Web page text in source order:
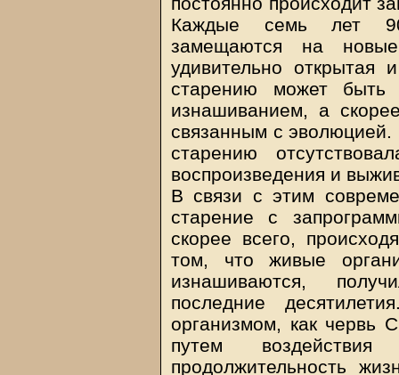
Каждые семь лет
замещаются на
удивительно открытая
старению может
изнашиванием, а
связанным с эволюцией.
старению
воспроизведения и
В связи с этим
старение с
скорее всего,
том, что живые
изнашиваются,
последние
организмом, как червь
путем
продолжительность